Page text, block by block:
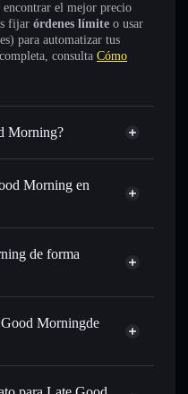
encontrar el mejor precio
fijar órdenes límite o usar
para automatizar tus
consulta Cómo
Morning?
Morning en
de Solflare
con LGM para SOL,
Solana con enrutamiento
LGM sin vincular
de forma
de privacidad
Morningde
Late Good Morning